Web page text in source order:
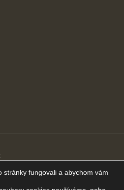
živého lektora. Učíte se jen
stránky fungovali a abychom vám